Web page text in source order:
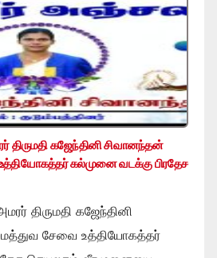
திருமதி கஜேந்தினி சிவானந்தன்
கல்முனை வடக்கு பிரதேச
திருமதி கஜேந்தினி
சேவை உத்தியோகத்தர்